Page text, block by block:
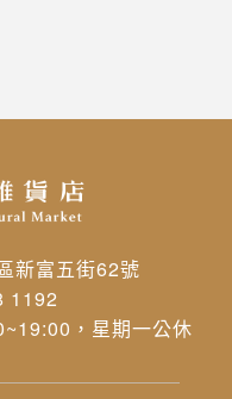
新富五街62號
1192
，星期一公休